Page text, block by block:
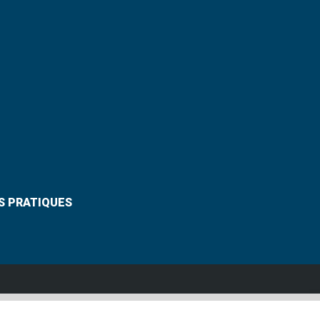
PRATIQUES